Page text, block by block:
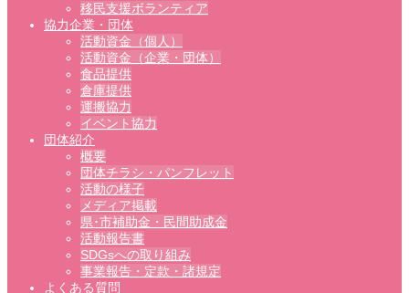
移民支援ボランティア
協力企業・団体
活動資金（個人）
活動資金（企業・団体）
食品提供
倉庫提供
運搬協力
イベント協力
団体紹介
概要
団体チラシ・パンフレット
活動の様子
メディア掲載
県･市補助金・民間助成金
活動報告書
SDGsへの取り組み
事業報告・定款・諸規定
よくある質問